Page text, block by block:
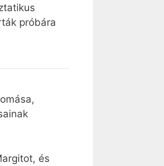
próbára
és